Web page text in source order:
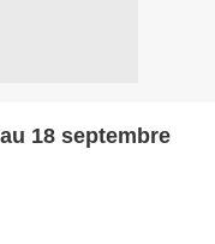
18 septembre